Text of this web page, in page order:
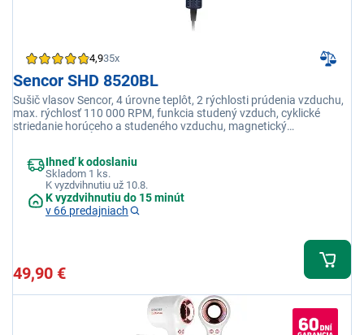
4,935x
Sencor SHD 8520BL
Sušič vlasov Sencor, 4 úrovne teplôt, 2 rýchlosti prúdenia vzduchu,
max. rýchlosť 110 000 RPM, funkcia studený vzduch, cyklické
striedanie horúceho a studeného vzduchu, magnetický
Ihneď k odoslaniu
Skladom 1 ks.
K vyzdvihnutiu už 10.8.
K vyzdvihnutiu do 15 minút
v 66 predajniach
49,90 €